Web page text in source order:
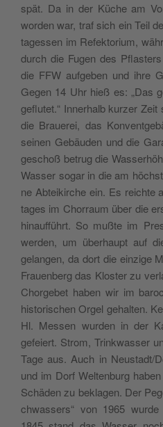
spät. Da in der Küche am
wor­den war, traf sich ein Teil
ta­ges­sen im Refek­to­rium,
durch die Fugen des
die FFW auf­ge­ben und ihre
Gegen 14 Uhr hieß es: „Das
geflu­tet.“ Inne­rhalb kur­zer
die Braue­rei, das
sei­nen Gebäu­den und die
ge­schoß betrug die
Was­ser sogar in die am
ne Abtei­kir­che ein. Es
ta­ges im Chor­raum über die
hinauf­führt. So muß­te im
wer­den, um übe­rhaupt auf
gelan­gen, da dort die ein­zi­ge
Frauen­berg das Klo­ster zu
Chor­ge­bet haben wir im
histo­ri­schen Orgel gehal­ten.
Hl. Mes­sen wur­den in der
gefeiert. Strom, Trin­k­was­ser
Tage aus. Auch in Neustadt/
und im Dorf Welt­en­burg
Schä­den zu bekla­gen. Der
ch­was­sers“ von 1965